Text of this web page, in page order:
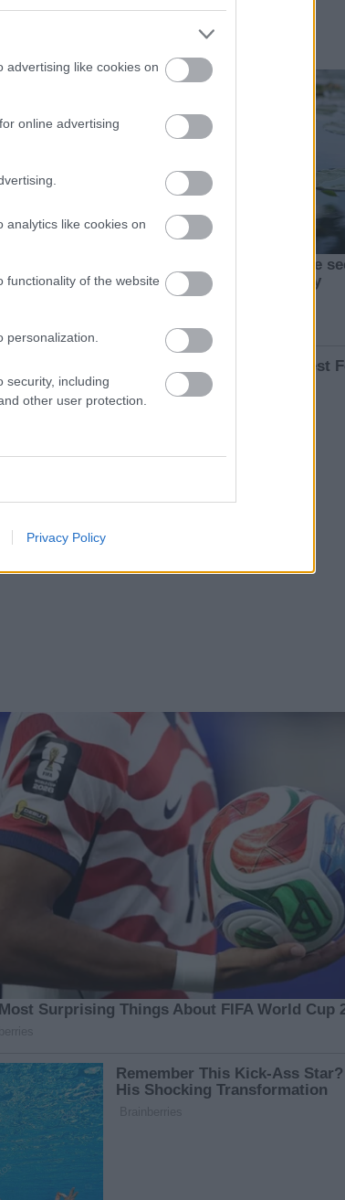
advertising like cookies on
online advertising
analytics like cookies on
functionality of the website
security, including
other user protection.
Privacy Policy